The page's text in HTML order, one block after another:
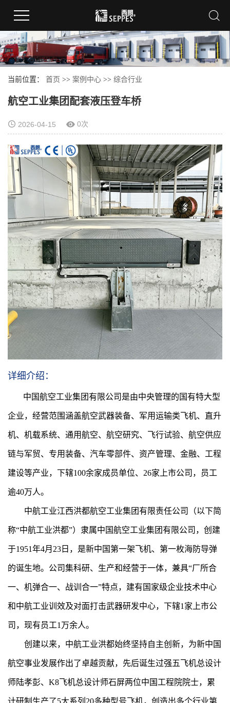
当前位置： 首页 >> 案例中心 >> 综合行业
航空工业集团配套液压登车桥
2026-04-15 0次
详细介绍：
中国航空工业集团有限公司是由中央管理的国有特大型
企业，经营范围涵盖航空武器装备、军用运输类飞机、直升
机、机载系统、通用航空、航空研究、飞行试验、航空供应
链与军贸、专用装备、汽车零部件、资产管理、金融、工程
建设等产业，下辖100余家成员单位、26家上市公司，员工
逾40万人。
中航工业江西洪都航空工业集团有限责任公司（以下简
称“中航工业洪都”）隶属中国航空工业集团有限公司，创建
于1951年4月23日，是新中国第一架飞机、第一枚海防导弹
的诞生地。公司集科研、生产和经营于一体，兼具“厂所合
一、机弹合一、战训合一”特点，建有国家级企业技术中心
和中航工业训效及对面打击武器研发中心，下辖1家上市公
司，现有员工1万余人。
创建以来，中航工业洪都始终坚持自主创新，为新中国
航空事业发展作出了卓越贡献，先后诞生过强五飞机总设计
师陆孝彭、K8飞机总设计师石屏两位中国工程院院士，累
计研制生产了5大系列20多种型号飞机，创造出多个行业第